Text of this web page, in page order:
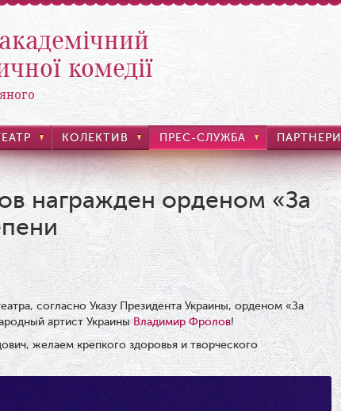
комедії
КОЛЕКТИВ ПРЕС-СЛУЖБА ПАРТНЕРИ
награжден орденом «За
согласно Указу Президента Украины, орденом «За
артист УкраиныВладимир Фролов!
желаем крепкого здоровья и творческого